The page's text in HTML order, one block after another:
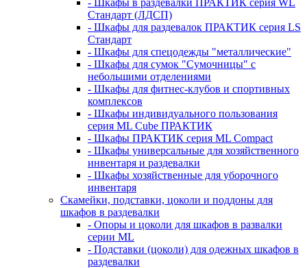
- Шкафы в раздевалки ПРАКТИК серия WL
Стандарт (ЛДСП)
- Шкафы для раздевалок ПРАКТИК серия LS
Стандарт
- Шкафы для спецодежды "металлические"
- Шкафы для сумок "Сумочницы" с
небольшими отделениями
- Шкафы для фитнес-клубов и спортивных
комплексов
- Шкафы индивидуального пользования
серия ML Cube ПРАКТИК
- Шкафы ПРАКТИК серия ML Compact
- Шкафы универсальные для хозяйственного
инвентаря и раздевалки
- Шкафы хозяйственные для уборочного
инвентаря
Скамейки, подставки, цоколи и поддоны для
шкафов в раздевалки
- Опоры и цоколи для шкафов в развалки
серии ML
- Подставки (цоколи) для одежных шкафов в
раздевалки